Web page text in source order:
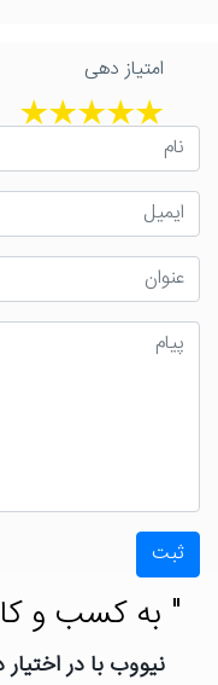
امتیاز دهی
ثبت
" به کسب و
نیووب با در